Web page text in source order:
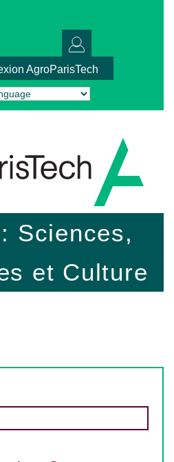
AgroParisTech
Translate
Sciences,
et Culture